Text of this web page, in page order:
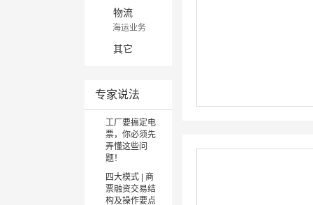
线切割机
其他切割机
数控冲加工
塑料成型设备
砂型铸造 压铸
精密铸造
消失模铸造
金属铸造
熔炼炉
包装
低压配电及控
电气辅材
磁性材料
其他合金材料
商业保理融资
融资租赁
招标采购
供应链金融
直接投资
物流
海运业务
空运业务
多式联运
仓储分拨
FBA头程物流
进出口代理
其它
专家说法
工厂要搞定电
票，你必须先
弄懂这些问
题！
四大模式 | 商
票融资交易结
构及操作要点